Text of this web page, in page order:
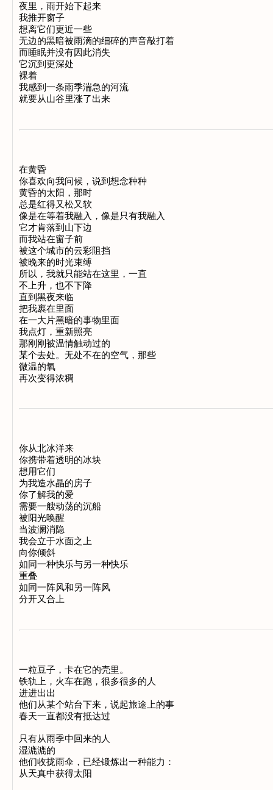
夜里，雨开始下起来
我推开窗子
想离它们更近一些
无边的黑暗被雨滴的细碎的声音敲打着
而睡眠并没有因此消失
它沉到更深处
裸着
我感到一条雨季湍急的河流
在黄昏
你喜欢向我问候，说到想念种种
黄昏的太阳，那时
总是红得又松又软
像是在等着我融入，像是只有我融入
它才肯落到山下边
而我站在窗子前
被这个城市的云彩阻挡
被晚来的时光束缚
所以，我就只能站在这里，一直
不上升，也不下降
直到黑夜来临
把我裹在里面
在一大片黑暗的事物里面
我点灯，重新照亮
那刚刚被温情触动过的
某个去处。无处不在的空气，那些
微温的氧
你从北冰洋来
你携带着透明的冰块
想用它们
为我造水晶的房子
你了解我的爱
需要一艘动荡的沉船
被阳光唤醒
当波澜消隐
我会立于水面之上
向你倾斜
如同一种快乐与另一种快乐
重叠
如同一阵风和另一阵风
一粒豆子，卡在它的壳里。
铁轨上，火车在跑，很多很多的人
进进出出
他们从某个站台下来，说起旅途上的事
春天一直都没有抵达过
只有从雨季中回来的人
湿漉漉的
他们收拢雨伞，已经锻炼出一种能力：